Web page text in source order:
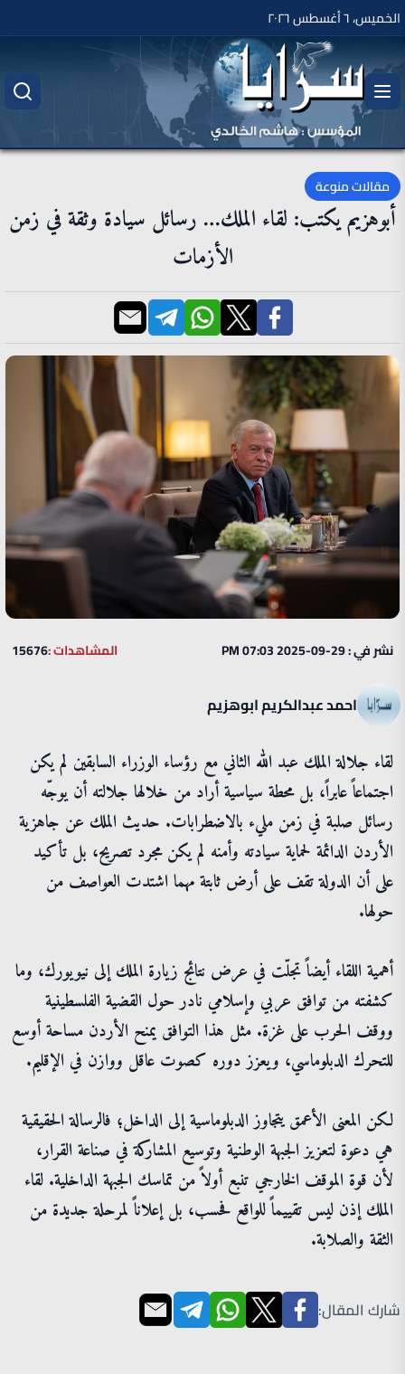
الخميس، ٦ أغسطس ٢٠٢٦
مقالات منوعة
أبوهزيم يكتب: لقاء الملك… رسائل سيادة وثقة في زمن
الأزمات
نشر في : 29-09-2025 07:03 PM المشاهدات :15676
احمد عبدالكريم ابوهزيم
لقاء جلالة الملك عبد الله الثاني مع رؤساء الوزراء السابقين لم يكن
اجتماعاً عابراً، بل محطة سياسية أراد من خلالها جلالته أن يوجّه
رسائل صلبة في زمن مليء بالاضطرابات. حديث الملك عن جاهزية
الأردن الدائمة لحماية سيادته وأمنه لم يكن مجرد تصريح، بل تأكيد
على أن الدولة تقف على أرض ثابتة مهما اشتدت العواصف من
حولها.
أهمية اللقاء أيضاً تجلّت في عرض نتائج زيارة الملك إلى نيويورك، وما
كشفته من توافق عربي وإسلامي نادر حول القضية الفلسطينية
ووقف الحرب على غزة. مثل هذا التوافق يمنح الأردن مساحة أوسع
للتحرك الدبلوماسي، ويعزز دوره كصوت عاقل ووازن في الإقليم.
لكن المعنى الأعمق يتجاوز الدبلوماسية إلى الداخل؛ فالرسالة الحقيقية
هي دعوة لتعزيز الجبهة الوطنية وتوسيع المشاركة في صناعة القرار،
لأن قوة الموقف الخارجي تنبع أولاً من تماسك الجبهة الداخلية. لقاء
الملك إذن ليس تقييماً للواقع فحسب، بل إعلاناً لمرحلة جديدة من
الثقة والصلابة.
شارك المقال: